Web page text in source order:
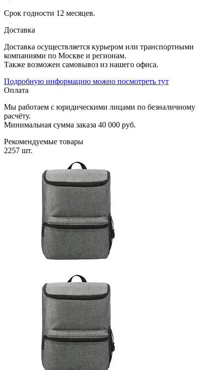
Срок годности 12 месяцев.
Доставка
Доставка осуществляется курьером или транспортными
компаниями по Москве и регионам.
Также возможен самовывоз из нашего офиса.
Подробную информацию можно посмотреть тут
Оплата
Мы работаем с юридическими лицами по безналичному
расчёту.
Минимальная сумма заказа 40 000 руб.
Рекомендуемые товары
2257 шт.